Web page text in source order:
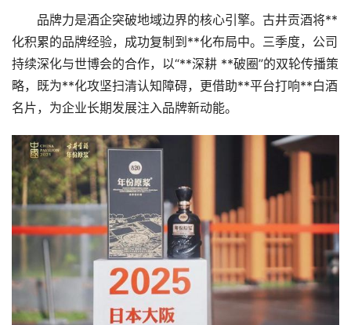
品牌力是酒企突破地域边界的核心引擎。古井贡酒将**
化积累的品牌经验，成功复制到**化布局中。三季度，公司
持续深化与世博会的合作，以“**深耕 **破圈”的双轮传播策
略，既为**化攻坚扫清认知障碍，更借助**平台打响**白酒
名片，为企业长期发展注入品牌新动能。